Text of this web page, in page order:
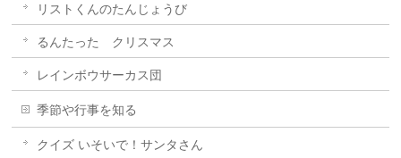
リストくんのたんじょうび
るんたった クリスマス
レインボウサーカス団
季節や行事を知る
クイズ いそいで！サンタさん